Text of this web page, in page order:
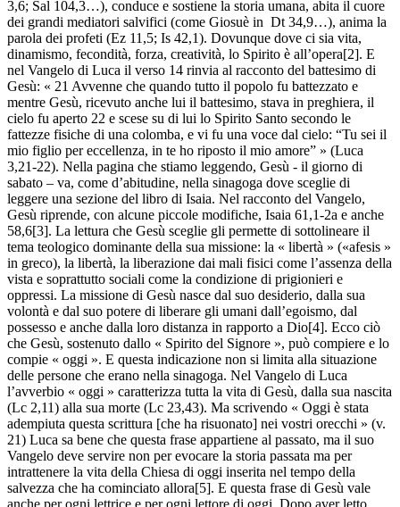
3,6; Sal 104,3…), conduce e sostiene la storia umana, abita il cuore
dei grandi mediatori salvifici (come Giosuè in Dt 34,9…), anima la
parola dei profeti (Ez 11,5; Is 42,1). Dovunque dove ci sia vita,
dinamismo, fecondità, forza, creatività, lo Spirito è all’opera[2]. E
nel Vangelo di Luca il verso 14 rinvia al racconto del battesimo di
Gesù: « 21 Avvenne che quando tutto il popolo fu battezzato e
mentre Gesù, ricevuto anche lui il battesimo, stava in preghiera, il
cielo fu aperto 22 e scese su di lui lo Spirito Santo secondo le
fattezze fisiche di una colomba, e vi fu una voce dal cielo: “Tu sei il
mio figlio per eccellenza, in te ho riposto il mio amore” » (Luca
3,21-22). Nella pagina che stiamo leggendo, Gesù - il giorno di
sabato – va, come d’abitudine, nella sinagoga dove sceglie di
leggere una sezione del libro di Isaia. Nel racconto del Vangelo,
Gesù riprende, con alcune piccole modifiche, Isaia 61,1-2a e anche
58,6[3]. La lettura che Gesù sceglie gli permette di sottolineare il
tema teologico dominante della sua missione: la « libertà » («afesis »
in greco), la libertà, la liberazione dai mali fisici come l’assenza della
vista e soprattutto sociali come la condizione di prigionieri e
oppressi. La missione di Gesù nasce dal suo desiderio, dalla sua
volontà e dal suo potere di liberare gli umani dall’egoismo, dal
possesso e anche dalla loro distanza in rapporto a Dio[4]. Ecco ciò
che Gesù, sostenuto dallo « Spirito del Signore », può compiere e lo
compie « oggi ». E questa indicazione non si limita alla situazione
delle persone che erano nella sinagoga. Nel Vangelo di Luca
l’avverbio « oggi » caratterizza tutta la vita di Gesù, dalla sua nascita
(Lc 2,11) alla sua morte (Lc 23,43). Ma scrivendo « Oggi è stata
adempiuta questa scrittura [che ha risuonato] nei vostri orecchi » (v.
21) Luca sa bene che questa frase appartiene al passato, ma il suo
Vangelo deve servire non per evocare la storia passata ma per
intrattenere la vita della Chiesa di oggi inserita nel tempo della
salvezza che ha cominciato allora[5]. E questa frase di Gesù vale
anche per ogni lettrice e per ogni lettore di oggi. Dopo aver letto